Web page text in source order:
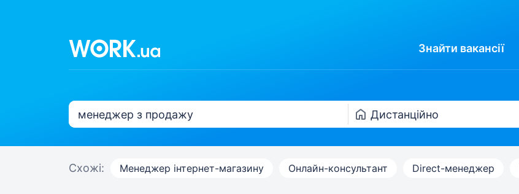
Знайти вакансії
Схожі: Менеджер інтернет-магазину Онлайн-консультант Direct-менеджер